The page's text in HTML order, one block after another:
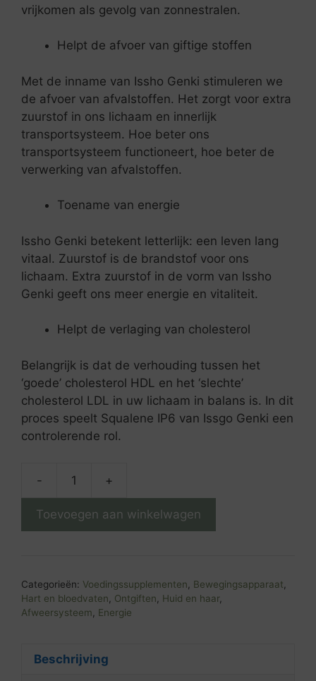
vrijkomen als gevolg van zonnestralen.
Helpt de afvoer van giftige stoffen
Met de inname van Issho Genki stimuleren we
de afvoer van afvalstoffen. Het zorgt voor extra
zuurstof in ons lichaam en innerlijk
transportsysteem. Hoe beter ons
transportsysteem functioneert, hoe beter de
verwerking van afvalstoffen.
Toename van energie
Issho Genki betekent letterlijk: een leven lang
vitaal. Zuurstof is de brandstof voor ons
lichaam. Extra zuurstof in de vorm van Issho
Genki geeft ons meer energie en vitaliteit.
Helpt de verlaging van cholesterol
Belangrijk is dat de verhouding tussen het
‘goede’ cholesterol HDL en het ‘slechte’
cholesterol LDL in uw lichaam in balans is. In dit
proces speelt Squalene IP6 van Issgo Genki een
controlerende rol.
-
aantal
+
Toevoegen aan winkelwagen
Categorieën: Voedingssupplementen, Bewegingsapparaat,
Hart en bloedvaten, Ontgiften, Huid en haar,
Afweersysteem, Energie
Beschrijving